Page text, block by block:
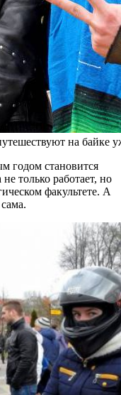
на байке
годом становится
только работает, но
факультете. А